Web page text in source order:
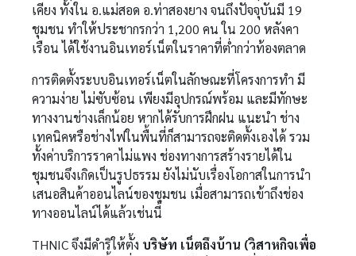
เคียง ทั้งใน อ.แม่สอด อ.ท่าสองยาง จนถึงปัจจุบันมี 19
ชุมชน ทำให้ประชากรกว่า 1,200 คน ใน 200 หลังคา
เรือน ได้ใช้งานอินเทอร์เน็ตในราคาที่ต่ำกว่าท้องตลาด
การติดตั้งระบบอินเทอร์เน็ตในลักษณะที่โครงการทำ มี
ความง่าย ไม่ซับซ้อน เพียงมีอุปกรณ์พร้อม และมีทักษะ
ทางงานช่างเล็กน้อย หากได้รับการฝึกฝน แนะนำ ช่าง
เทคนิคหรือช่างไฟในพื้นที่ก็สามารถจะติดตั้งเองได้ รวม
ทั้งค่าบริการราคาไม่แพง ช่องทางการสร้างรายได้ใน
ชุมชนจึงเกิดเป็นรูปธรรม ยังไม่นับเรื่องโอกาสในการนำ
เสนอสินค้าออนไลน์ของชุมชน เมื่อสามารถเข้าถึงช่อง
ทางออนไลน์ได้แล้วเช่นนี้
THNIC จึงมีดำริให้ตั้ง บริษัท เน็ตถึงบ้าน (วิสาหกิจเพื่อ